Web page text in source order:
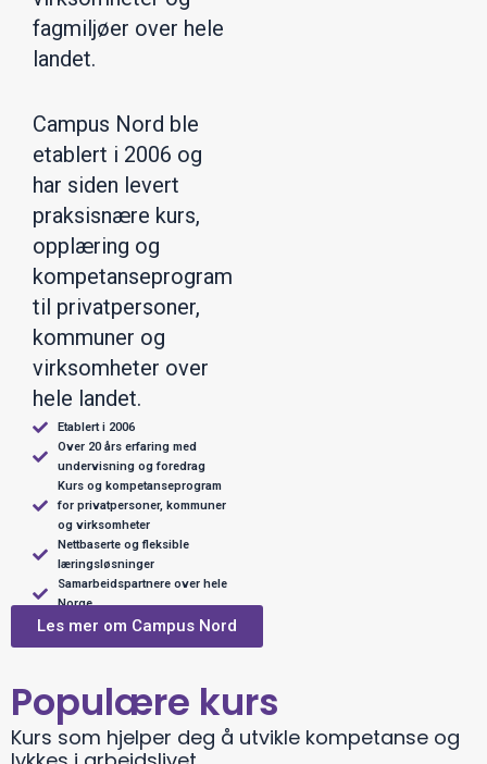
fagmiljøer over hele
landet.
Campus Nord ble
etablert i 2006 og
har siden levert
praksisnære kurs,
opplæring og
kompetanseprogram
til privatpersoner,
kommuner og
virksomheter over
hele landet.
Etablert i 2006
Over 20 års erfaring med
undervisning og foredrag
Kurs og kompetanseprogram
for privatpersoner, kommuner
og virksomheter
Nettbaserte og fleksible
læringsløsninger
Samarbeidspartnere over hele
Norge
Les mer om Campus Nord
Populære kurs
Kurs som hjelper deg å utvikle kompetanse og